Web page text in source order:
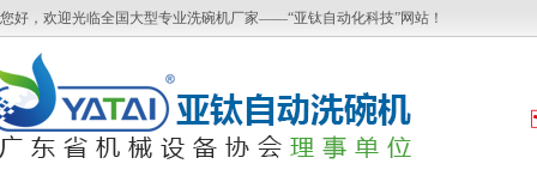
您好，欢迎光临全国大型专业洗碗机厂家——“亚钛自动化科技”网站！